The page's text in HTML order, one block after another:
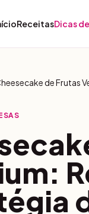
ReceitasDicas